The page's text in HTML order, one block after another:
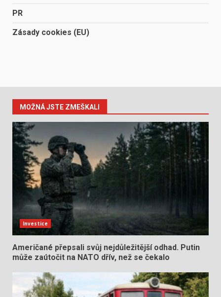
PR
Zásady cookies (EU)
MOŽNÁ JSTE ZMEŠKALI
Investice
Američané přepsali svůj nejdůležitější odhad. Putin
může zaútočit na NATO dřív, než se čekalo